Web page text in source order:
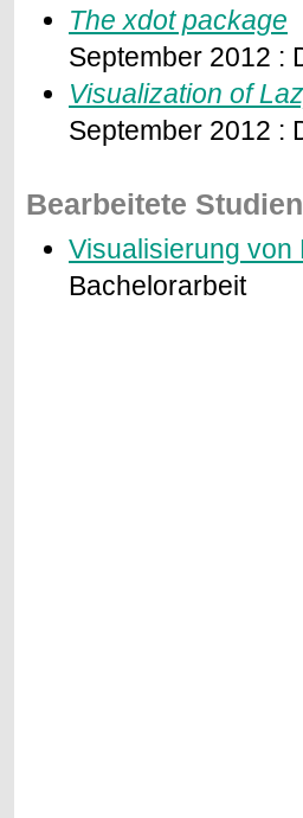
The xdot package
September 2012 :
Visualization of
September 2012 :
Bearbeitete
Visualisierung von
Bachelorarbeit